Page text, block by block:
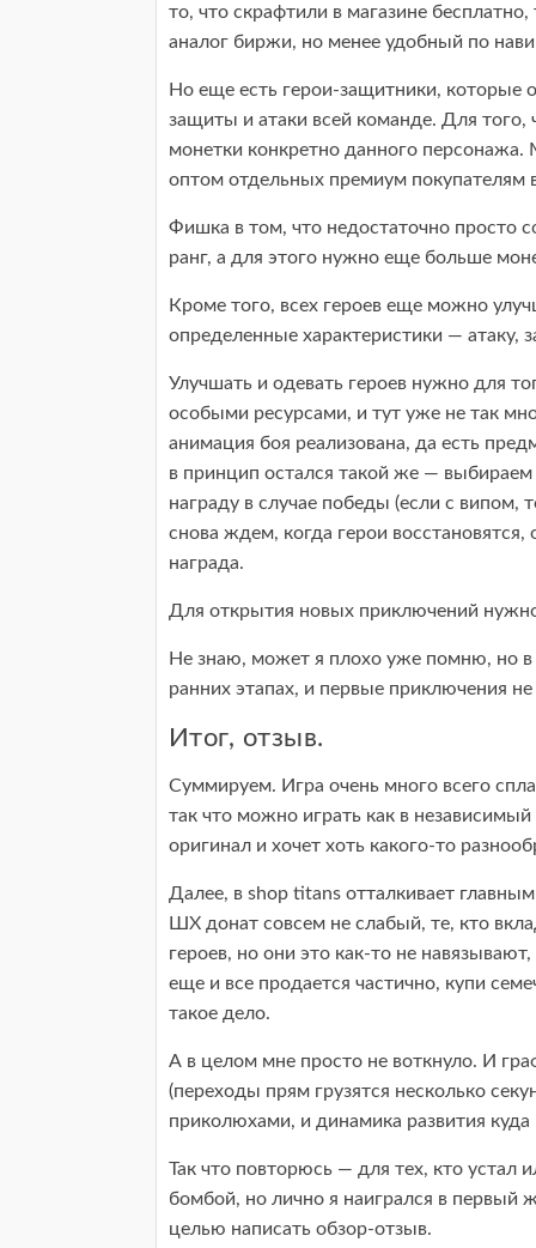
то, что скрафтили в магазине
аналог биржи, но менее удобный по
Но еще есть герои-защитники,
защиты и атаки всей команде. Для того,
монетки конкретно данного
оптом отдельных премиум покупателям
Фишка в том, что недостаточно просто
ранг, а для этого нужно еще больше
Кроме того, всех героев еще можно
определенные характеристики — атаку,
Улучшать и одевать героев нужно для
особыми ресурсами, и тут уже не так
анимация боя реализована, да есть
в принцип остался такой же —
награду в случае победы (если с
снова ждем, когда герои
награда.
Для открытия новых приключений
Не знаю, может я плохо уже помню, но
ранних этапах, и первые приключения не
Итог, отзыв.
Суммируем. Игра очень много всего
так что можно играть как в независимый
оригинал и хочет хоть какого-то
Далее, в shop titans отталкивает
ШХ донат совсем не слабый, те, кто
героев, но они это как-то не
еще и все продается частично, купи
такое дело.
А в целом мне просто не воткнуло. И
(переходы прям грузятся несколько
приколюхами, и динамика развития куда
Так что повторюсь — для тех, кто устал
бомбой, но лично я наигрался в первый
целью написать обзор-отзыв.